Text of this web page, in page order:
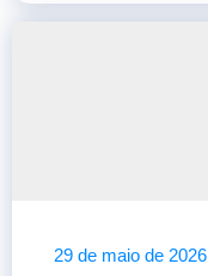
29 de maio de 2026